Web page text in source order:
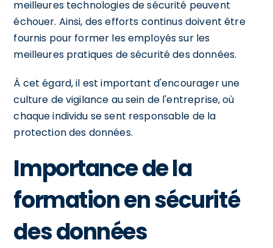
meilleures technologies de sécurité peuvent
échouer. Ainsi, des efforts continus doivent être
fournis pour former les employés sur les
meilleures pratiques de sécurité des données.
À cet égard, il est important d'encourager une
culture de vigilance au sein de l'entreprise, où
chaque individu se sent responsable de la
protection des données.
Importance de la
formation en sécurité
des données